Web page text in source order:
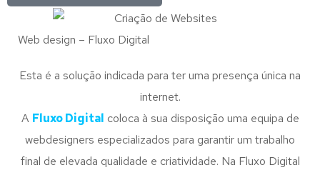
Web design – Fluxo Digital
Esta é a solução indicada para ter uma presença única na
internet.
A Fluxo Digital coloca à sua disposição uma equipa de
webdesigners especializados para garantir um trabalho
final de elevada qualidade e criatividade. Na Fluxo Digital